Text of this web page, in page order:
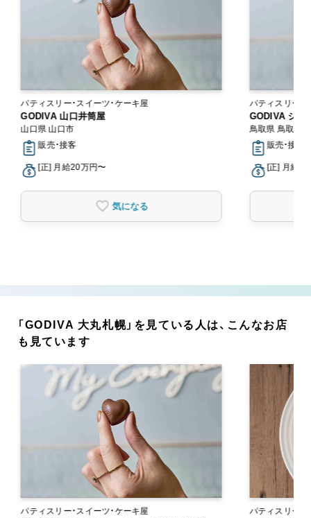
パティスリー・スイーツ・ケーキ屋
GODIVA 山口井筒屋
山口県 山口市
販売・接客
[正] 月給20万円〜
気になる
パティスリー・
GODIVA シャ
鳥取県 鳥取市
販売・接客
[正] 月給
「GODIVA 大丸札幌」を見ている人は、こんなお店
も見ています
パティスリー・スイーツ・ケーキ屋 パティスリー・